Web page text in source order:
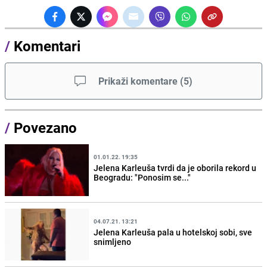
/ Komentari
Prikaži komentare (5)
/ Povezano
01.01.22. 19:35
Jelena Karleuša tvrdi da je oborila rekord u
Beogradu: "Ponosim se..."
04.07.21. 13:21
Jelena Karleuša pala u hotelskoj sobi, sve
snimljeno